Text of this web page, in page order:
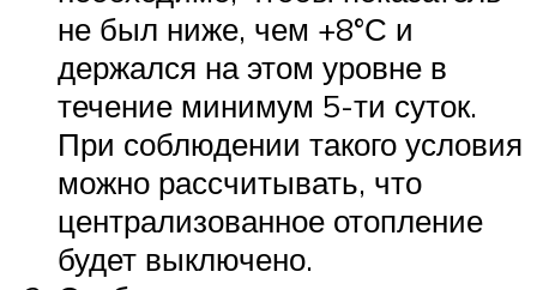
не был ниже, чем +8°С и
держался на этом уровне в
течение минимум 5-ти суток.
При соблюдении такого условия
можно рассчитывать, что
централизованное отопление
будет выключено.